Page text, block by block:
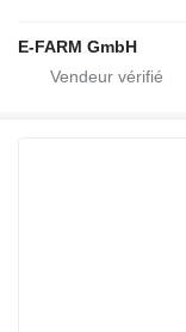
E-FARM GmbH